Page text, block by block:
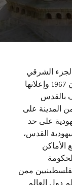
الجزء الشرقي
لمدينة القدس بعد احتلالها في حرب حزيران 1967 وإعلانها
بالقدس
المدينة على
على حد
القدس،
ممن